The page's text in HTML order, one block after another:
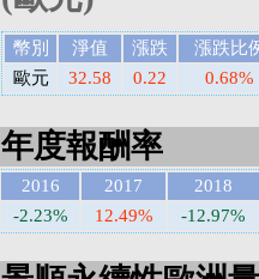
幣別 淨值 漲跌
漲跌比
歐元
32.58 0.22 0.68%
年度報酬率
2016 2017
2018
-2.23%
12.49% -12.97%